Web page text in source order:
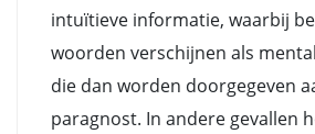
intuïtieve informatie, waarbij
woorden verschijnen als
die dan worden doorgegeven
paragnost. In andere gevallen